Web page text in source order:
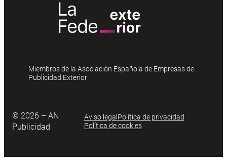
Miembros de la Asociación Española de Empresas de
Publicidad Exterior
© 2026 – AN
Publicidad
Aviso legal Política de privacidad
Política de cookies